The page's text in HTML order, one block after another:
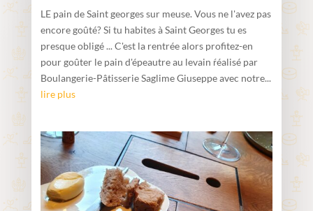
LE pain de Saint georges sur meuse. Vous ne l'avez pas
encore goûté? Si tu habites à Saint Georges tu es
presque obligé ... C'est la rentrée alors profitez-en
pour goûter le pain d'épeautre au levain ŕéalisé par
Boulangerie-Pâtisserie Saglime Giuseppe avec notre...
lire plus